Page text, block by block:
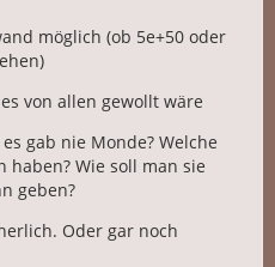
möglich (ob 5e+50 oder
von allen gewollt wäre
gab nie Monde? Welche
haben? Wie soll man sie
geben?
Oder gar noch